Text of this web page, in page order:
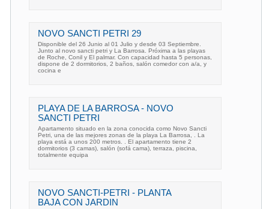
NOVO SANCTI PETRI 29
Disponible del 26 Junio al 01 Julio y desde 03 Septiembre.
Junto al novo sancti petri y La Barrosa. Próxima a las playas
de Roche, Conil y El palmar. Con capacidad hasta 5 personas,
dispone de 2 dormitorios, 2 baños, salón comedor con a/a, y
cocina e
PLAYA DE LA BARROSA - NOVO
SANCTI PETRI
Apartamento situado en la zona conocida como Novo Sancti
Petri, una de las mejores zonas de la playa La Barrosa, . La
playa está a unos 200 metros. . El apartamento tiene 2
dormitorios (3 camas), salón (sofá cama), terraza, piscina,
totalmente equipa
NOVO SANCTI-PETRI - PLANTA
BAJA CON JARDIN